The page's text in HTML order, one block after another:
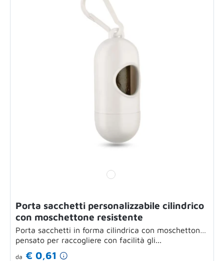
Porta sacchetti personalizzabile cilindrico
con moschettone resistente
Porta sacchetti in forma cilindrica con moschettone,
pensato per raccogliere con facilità gli...
da € 0,61